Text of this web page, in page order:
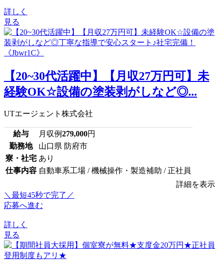
詳しく
見る
【20~30代活躍中】【月収27万円可】未
経験OK☆設備の塗装剥がしなど◎...
UTエージェント株式会社
給与 月収例279,000円
勤務地
山口県 防府市
寮・社宅 あり
仕事内容 自動車系工場 / 機械操作・製造補助 / 正社員
詳細を表示
＼最短45秒で完了／
応募へ進む
詳しく
見る